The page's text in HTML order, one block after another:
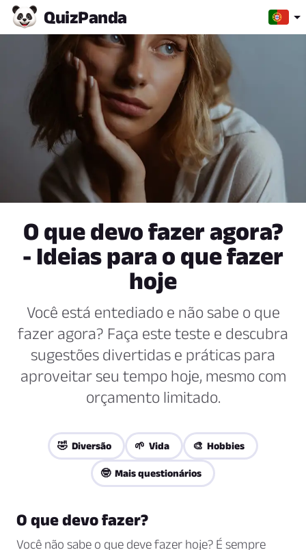
QuizPanda
O que devo fazer agora?
- Ideias para o que fazer
hoje
Você está entediado e não sabe o que
fazer agora? Faça este teste e descubra
sugestões divertidas e práticas para
aproveitar seu tempo hoje, mesmo com
orçamento limitado.
🤣 Diversão 🌱 Vida 🎨 Hobbies
🤓 Mais questionários
O que devo fazer?
Você não sabe o que deve fazer hoje? É sempre